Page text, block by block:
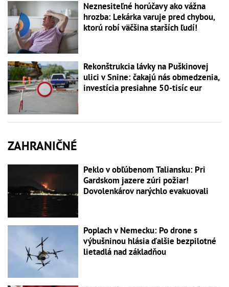
Neznesiteľné horúčavy ako vážna
hrozba: Lekárka varuje pred chybou,
ktorú robí väčšina starších ľudí!
Rekonštrukcia lávky na Puškinovej
ulici v Snine: čakajú nás obmedzenia,
investícia presiahne 50-tisíc eur
ZAHRANIČNÉ
Peklo v obľúbenom Taliansku: Pri
Gardskom jazere zúri požiar!
Dovolenkárov narýchlo evakuovali
Poplach v Nemecku: Po drone s
výbušninou hlásia ďalšie bezpilotné
lietadlá nad základňou